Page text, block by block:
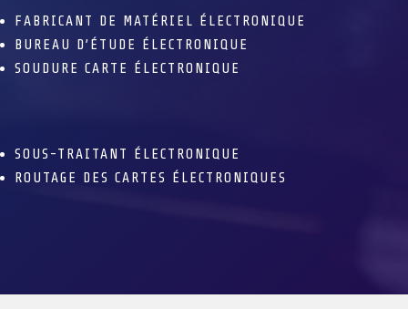
FABRICANT DE MATÉRIEL ÉLECTRONIQUE
BUREAU D’ÉTUDE ÉLECTRONIQUE
SOUDURE CARTE ÉLECTRONIQUE
SOUS-TRAITANT ÉLECTRONIQUE
ROUTAGE DES CARTES ÉLECTRONIQUES